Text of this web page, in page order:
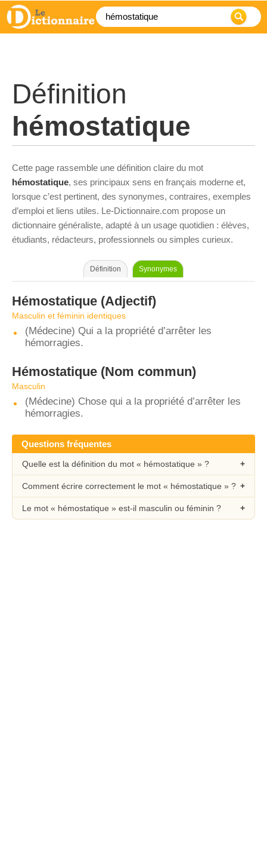
Définition
hémostatique
Cette page rassemble une définition claire du mot
hémostatique, ses principaux sens en français moderne et,
lorsque c’est pertinent, des synonymes, contraires, exemples
d’emploi et liens utiles. Le-Dictionnaire.com propose un
dictionnaire généraliste, adapté à un usage quotidien : élèves,
étudiants, rédacteurs, professionnels ou simples curieux.
Définition Synonymes
Hémostatique (Adjectif)
Masculin et féminin identiques
(Médecine) Qui a la propriété d’arrêter les
hémorragies.
Hémostatique (Nom commun)
Masculin
(Médecine) Chose qui a la propriété d’arrêter les
hémorragies.
Questions fréquentes
Quelle est la définition du mot « hémostatique » ?
Comment écrire correctement le mot « hémostatique » ?
Le mot « hémostatique » est-il masculin ou féminin ?